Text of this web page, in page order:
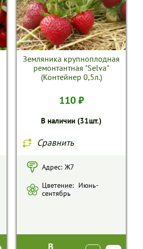
Земляника крупноплодная
ремонтантная "Selva"
(Контейнер 0,5л.)
110 ₽
В наличии (31шт.)
Сравнить
Адрес: Ж7
Цветение: Июнь-
сентябрь
В